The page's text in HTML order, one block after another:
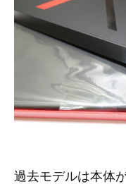
過去モデルは本体